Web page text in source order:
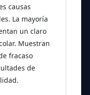
causas
La mayoría
un claro
Muestran
fracaso
de